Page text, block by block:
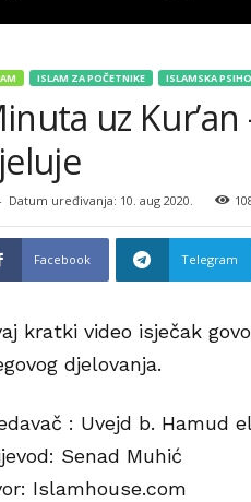
ISLAM ZA POČETNIKE ISLAMSKA
uz
Datum uređivanja: 10. aug 2020.
Facebook Telegram
kratki video isječak
djelovanja.
: Uvejd b. Hamud
Senad Muhić
Islamhouse.com